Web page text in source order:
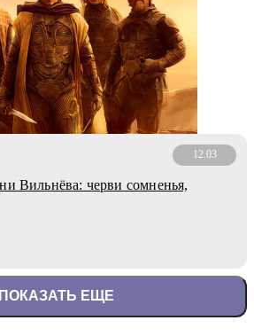
12.03
Вильнёва: черви сомненья,
ПОКАЗАТЬ ЕЩЕ